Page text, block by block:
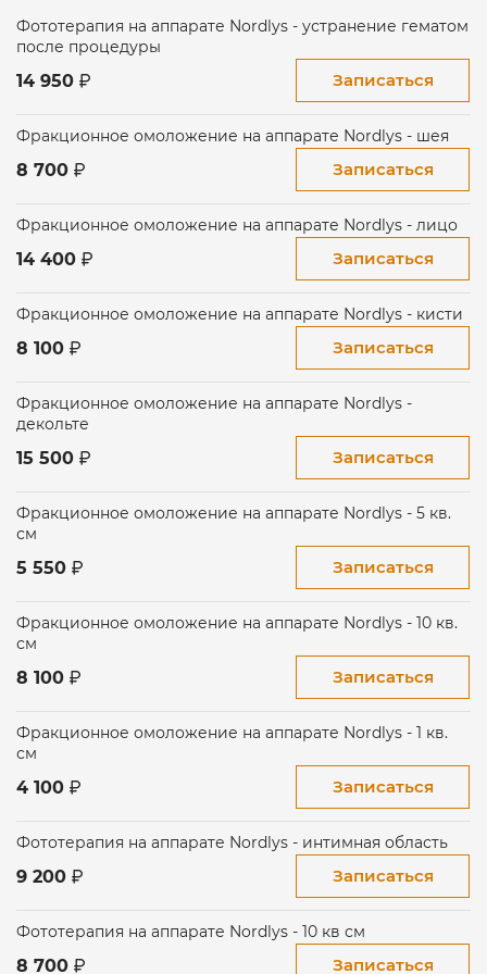
омоложения безоперационным методом.
· Устранить пламенеющий невус или «винные
· Вылечить акне и избавиться от пост-акне.
· Вылечить розацеи, которые характеризуются
стойким расширением кожных капилляров.
· Нормализовать текстуру кожи.
· Удалить сосудов на ногах, в том числе
сосудистых звездочек со стойким эффектом
· Коррекция рубцов и шрамов на лице и теле.
· Удалить растяжки.
заболевание на лице или шее, характеризующееся
обширными участками красно-коричневой
пигментации.
омоложение.
· Вылечить онихомикоз – грибковое поражение
ногтей и т.д.
Эффективность
Мультиплатформа работает по принципу
Специалист выбирает в настройках процедуру и
учитывает личностные параметры. Аппарат
автоматически обрабатывает исходные данные и
воздействия и продолжительность импульсов, что
гарантирует высокую эффективность процедуры,
Фототерапия на аппарате Nordlys - устранение гематом
после процедуры
14 950 Записаться
Фракционное омоложение на аппарате Nordlys - шея
8 700 Записаться
Фракционное омоложение на аппарате Nordlys - лицо
14 400 Записаться
Фракционное омоложение на аппарате Nordlys - кисти
8 100 Записаться
Фракционное омоложение на аппарате Nordlys -
декольте
15 500 Записаться
Фракционное омоложение на аппарате Nordlys - 5 кв.
см
5 550 Записаться
Фракционное омоложение на аппарате Nordlys - 10 кв.
см
8 100 Записаться
Фракционное омоложение на аппарате Nordlys - 1 кв.
см
4 100 Записаться
Фототерапия на аппарате Nordlys - интимная область
9 200 Записаться
Фототерапия на аппарате Nordlys - 10 кв см
8 700 Записаться